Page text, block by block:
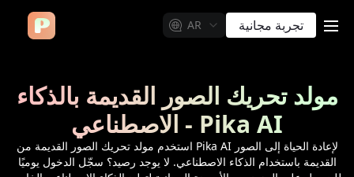
AR تجربة مجانية
مولد تحريك الصور القديمة بالذكاء
الاصطناعي - Pika AI
استخدم مولد تحريك الصور القديمة من Pika AI لإعادة الحياة إلى الصور
القديمة باستخدام الذكاء الاصطناعي. لا يوجد رصيد؟ سجّل الدخول يوميًا